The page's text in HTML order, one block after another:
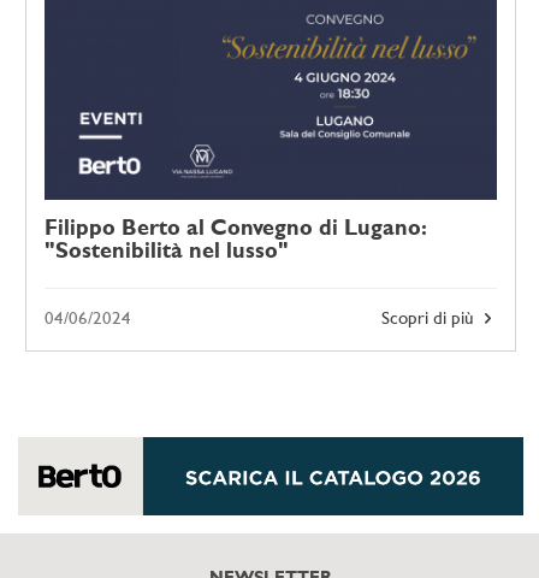
Filippo Berto al Convegno di Lugano:
"Sostenibilità nel lusso"
Scopri di più
04/06/2024